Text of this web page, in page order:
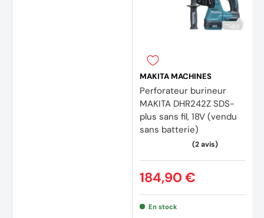
MAKITA MACHINES
Perforateur burineur
MAKITA DHR242Z SDS-
plus sans fil, 18V (vendu
sans batterie)
184,90 €
En stock